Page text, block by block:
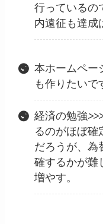
行っているの
内遠征も達成
本ホームペー
も作りたいで
経済の勉強
るのがほぼ確
だろうが、為
確するかが難
増やす。